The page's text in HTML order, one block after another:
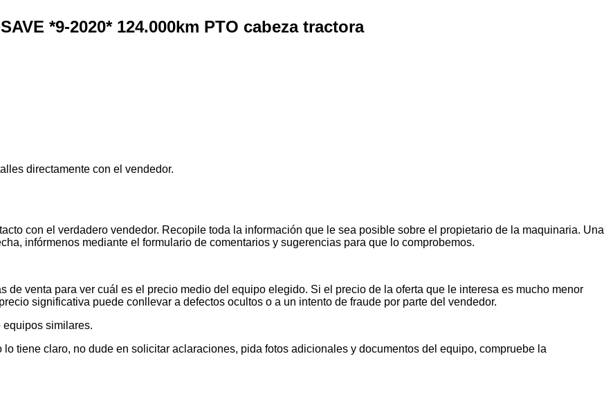
*9-2020* 124.000km PTO cabeza tractora
directamente con el vendedor.
con el verdadero vendedor. Recopile toda la información que le sea posible sobre el propietario de la maquinaria. Una
infórmenos mediante el formulario de comentarios y sugerencias para que lo comprobemos.
de venta para ver cuál es el precio medio del equipo elegido. Si el precio de la oferta que le interesa es mucho menor
significativa puede conllevar a defectos ocultos o a un intento de fraude por parte del vendedor.
equipos similares.
tiene claro, no dude en solicitar aclaraciones, pida fotos adicionales y documentos del equipo, compruebe la